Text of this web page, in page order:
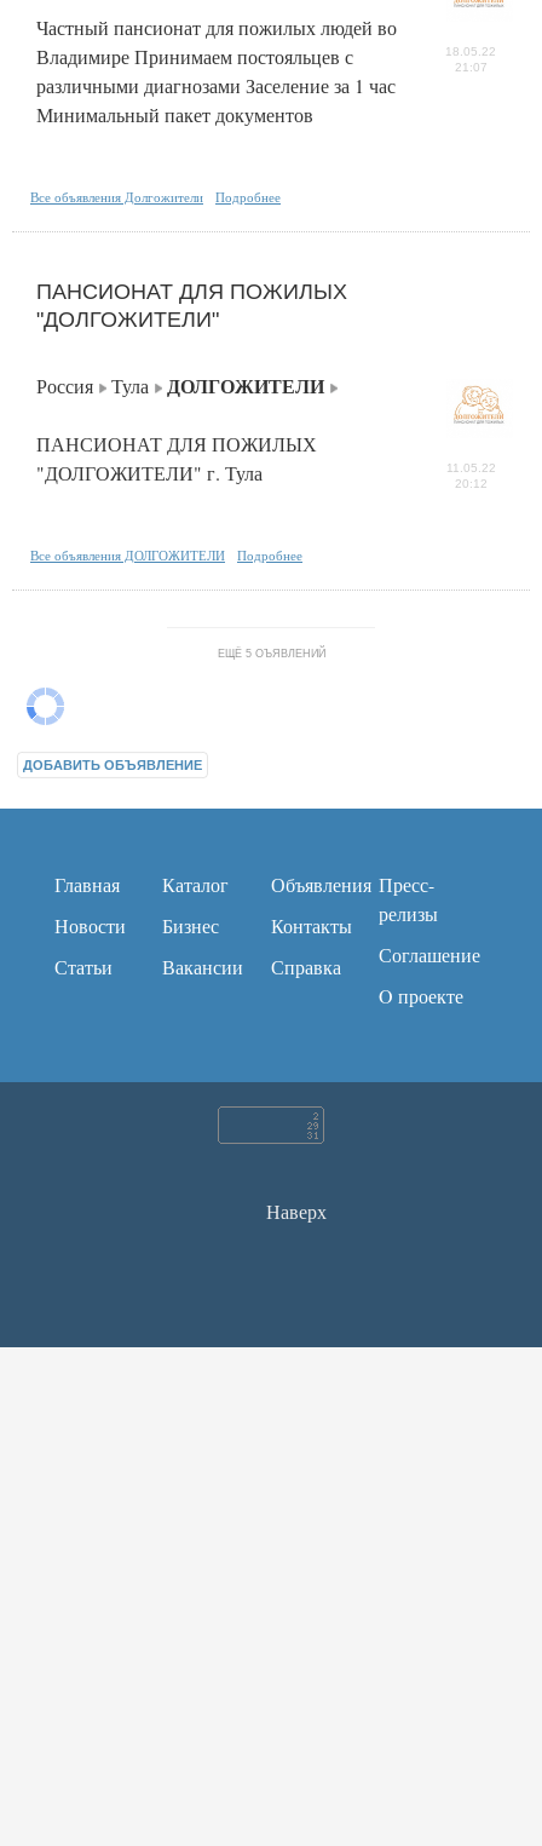
Частный пансионат для пожилых людей во
Владимире Принимаем постояльцев с
различными диагнозами Заселение за 1 час
Минимальный пакет документов
18.05.22
21:07
Все объявления Долгожители Подробнее
ПАНСИОНАТ ДЛЯ ПОЖИЛЫХ
"ДОЛГОЖИТЕЛИ"
Россия Тула ДОЛГОЖИТЕЛИ
ПАНСИОНАТ ДЛЯ ПОЖИЛЫХ
"ДОЛГОЖИТЕЛИ" г. Тула
11.05.22
20:12
Все объявления ДОЛГОЖИТЕЛИ Подробнее
ЕЩЁ 5 ОЪЯВЛЕНИЙ
ДОБАВИТЬ ОБЪЯВЛЕНИЕ
Главная
Новости
Статьи
Каталог
Бизнес
Вакансии
Объявления
Контакты
Справка
Пресс-
релизы
Соглашение
O проекте
Наверх